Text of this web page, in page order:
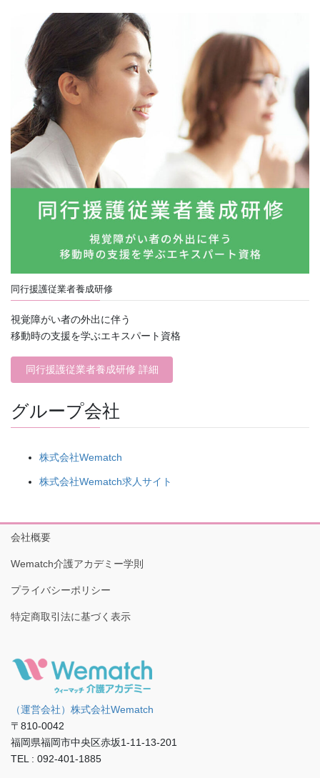
同行援護従業者養成研修
視覚障がい者の外出に伴う
移動時の支援を学ぶエキスパート資格
同行援護従業者養成研修 詳細
グループ会社
株式会社Wematch
株式会社Wematch求人サイト
会社概要
Wematch介護アカデミー学則
プライバシーポリシー
特定商取引法に基づく表示
（運営会社）株式会社Wematch
〒810-0042
福岡県福岡市中央区赤坂1-11-13-201
TEL : 092-401-1885